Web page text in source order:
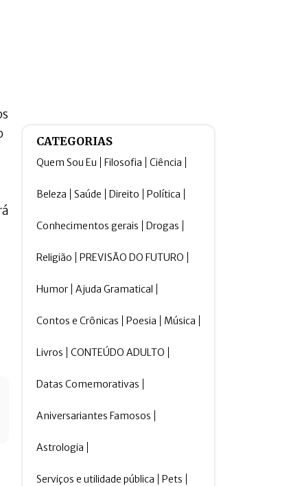
CATEGORIAS
Quem Sou Eu Filosofia Ciência
Beleza Saúde Direito Política
Conhecimentos gerais Drogas
Religião PREVISÃO DO FUTURO
Humor Ajuda Gramatical
Contos e Crônicas Poesia Música
Livros CONTEÚDO ADULTO
Datas Comemorativas
Aniversariantes Famosos
Astrologia
Serviços e utilidade pública Pets